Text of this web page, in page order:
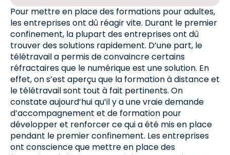
Pour mettre en place des formations pour adultes,
les entreprises ont dû réagir vite. Durant le premier
confinement, la plupart des entreprises ont dû
trouver des solutions rapidement. D’une part, le
télétravail a permis de convaincre certains
réfractaires que le numérique est une solution. En
effet, on s’est aperçu que la formation à distance et
le télétravail sont tout à fait pertinents. On
constate aujourd’hui qu’il y a une vraie demande
d’accompagnement et de formation pour
développer et renforcer ce qui a été mis en place
pendant le premier confinement. Les entreprises
ont conscience que mettre en place des